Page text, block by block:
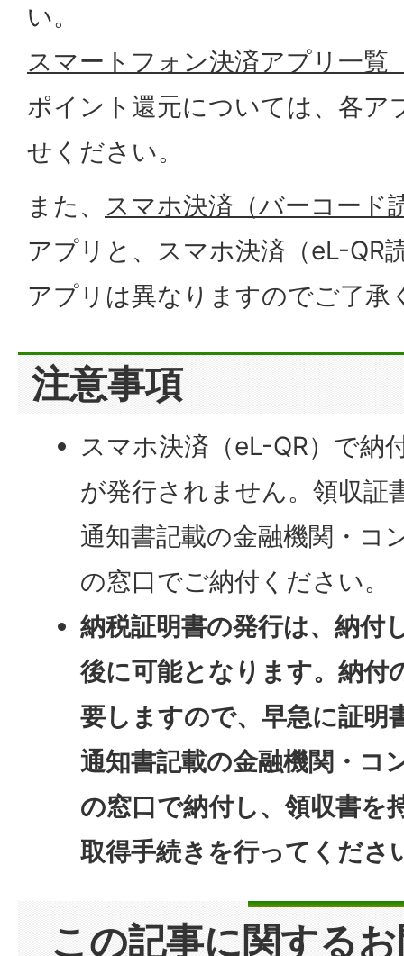
い。
スマートフォン決済アプリ一覧
ポイント還元については、各ア
せください。
また、 スマホ決済（バーコード
アプリと、スマホ決済（eL-QR
アプリは異なりますのでご了承
注意事項
スマホ決済（eL-QR）で納
が発行されません。領収証
通知書記載の金融機関・コ
の窓口でご納付ください。
納税証明書の発行は、納付
後に可能となります。納付
要しますので、早急に証明
通知書記載の金融機関・コ
の窓口で納付し、領収書を
取得手続きを行ってくださ
この記事に関する